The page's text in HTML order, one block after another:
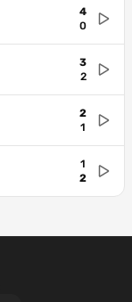
4
0
3
2
2
1
1
2